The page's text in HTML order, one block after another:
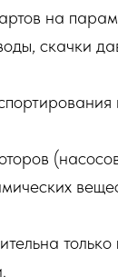
на
скачки